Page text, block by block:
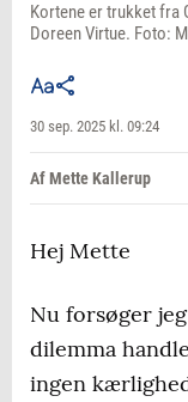
Kortene er trukket fra
Doreen Virtue. Foto:
30 sep. 2025 kl. 09:24
Af Mette Kallerup
Hej Mette
Nu forsøger
dilemma
ingen